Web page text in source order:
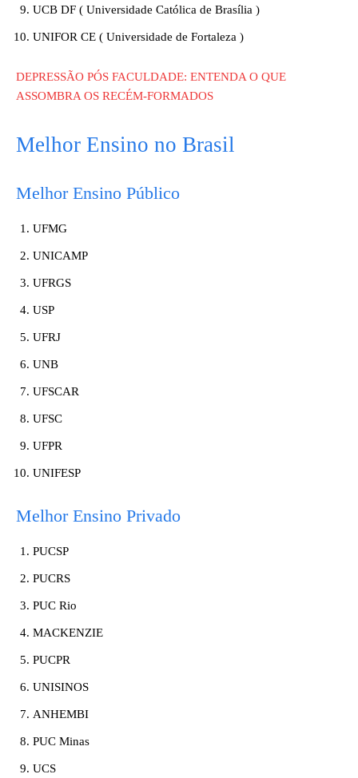
UCB DF ( Universidade Católica de Brasília )
UNIFOR CE ( Universidade de Fortaleza )
DEPRESSÃO PÓS FACULDADE: ENTENDA O QUE
ASSOMBRA OS RECÉM-FORMADOS
Melhor Ensino no Brasil
Melhor Ensino Público
UFMG
UNICAMP
UFRGS
USP
UFRJ
UNB
UFSCAR
UFSC
UFPR
UNIFESP
Melhor Ensino Privado
PUCSP
PUCRS
PUC Rio
MACKENZIE
PUCPR
UNISINOS
ANHEMBI
PUC Minas
UCS